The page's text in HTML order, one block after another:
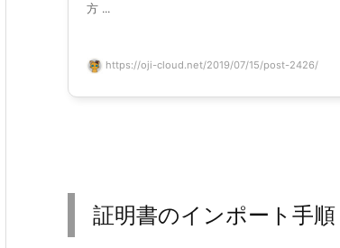
方 ...
https://oji-cloud.net/2019/07/15/post-2426/
証明書のインポート手順